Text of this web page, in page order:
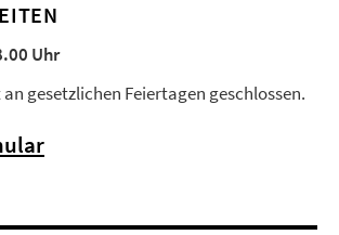
Uhr
gesetzlichen Feiertagen geschlossen.